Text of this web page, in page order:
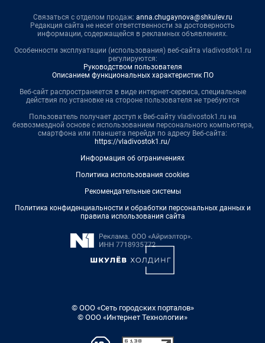
Связаться с отделом продаж: anna.chugaynova@shkulev.ru
Редакция сайта не несет ответственности за достоверность
информации, содержащейся в рекламных объявлениях.
Особенности эксплуатации (использования) веб-сайта vladivostok1.ru
регулируются:
Руководством пользователя
Описанием функциональных характеристик ПО
Веб-сайт распространяется в виде интернет-сервиса, специальные
действия по установке на стороне пользователя не требуются
Пользователь получает доступ к Веб-сайту vladivostok1.ru на
безвозмездной основе с использованием персонального компьютера,
смартфона или планшета перейдя по адресу Веб-сайта:
https://vladivostok1.ru/
Информация об ограничениях
Политика использования cookies
Рекомендательные системы
Политика конфиденциальности и обработки персональных данных и
правила использования сайта
© ООО «Сеть городских порталов»
© ООО «Интернет Технологии»